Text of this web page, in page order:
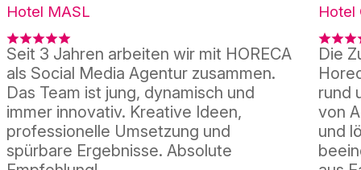
Hotel MASL
Seit 3 Jahren arbeiten wir mit HORECA
als Social Media Agentur zusammen.
Das Team ist jung, dynamisch und
immer innovativ. Kreative Ideen,
professionelle Umsetzung und
spürbare Ergebnisse. Absolute
Hotel
Die
rund
von
und